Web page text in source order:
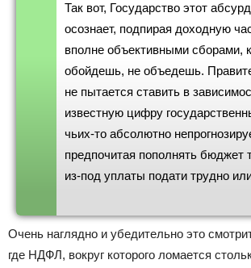
Так вот, Государство этот
осознает, подпирая доходную
вполне объективными сборами,
обойдешь, не объедешь.
не пытается ставить в
известную цифру
чьих-то абсолютно
предпочитая пополнять бюджет
из-под уплаты подати трудно
Очень наглядно и убедительно это
где НДФЛ, вокруг которого ломается